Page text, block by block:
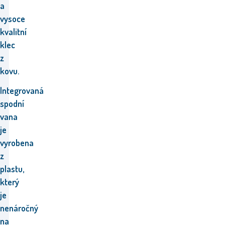
a
vysoce
kvalitní
klec
z
kovu.
Integrovaná
spodní
vana
je
vyrobena
z
plastu,
který
je
nenáročný
na